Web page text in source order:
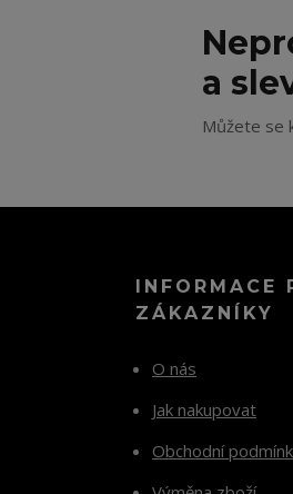
a
Můžete se
INFORMACE
ZÁKAZNÍKY
O nás
Jak nakupovat
Obchodní